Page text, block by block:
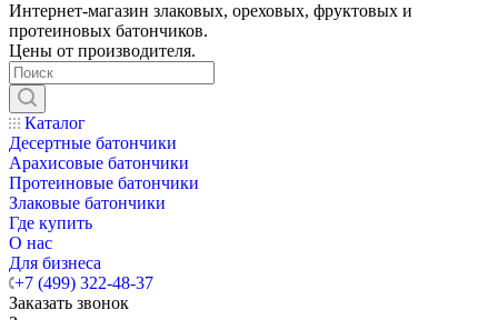
Интернет-магазин злаковых, ореховых, фруктовых и
протеиновых батончиков.
Цены от производителя.
Каталог
Десертные батончики
Арахисовые батончики
Протеиновые батончики
Злаковые батончики
Где купить
О нас
Для бизнеса
+7 (499) 322-48-37
Заказать звонок